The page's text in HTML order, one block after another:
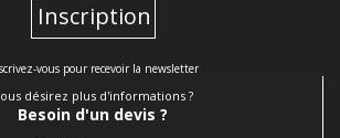
Inscription
vous pour recevoir la newsletter
désirez plus d'informations ?
Besoin d'un devis ?